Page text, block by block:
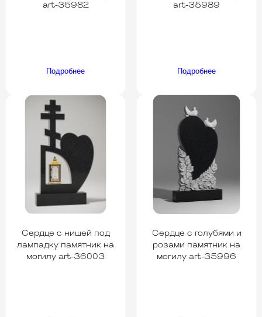
art-35982
Подробнее
art-35989
Подробнее
Сердце с нишей под
лампадку памятник на
могилу art-36003
Сердце с голубями и
розами памятник на
могилу art-35996